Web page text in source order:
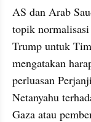
AS dan Arab
topik
Trump untuk
mengatakan
perluasan
Netanyahu
Gaza atau